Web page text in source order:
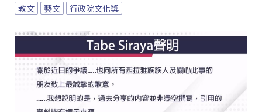
教文 藝文 行政院文化獎